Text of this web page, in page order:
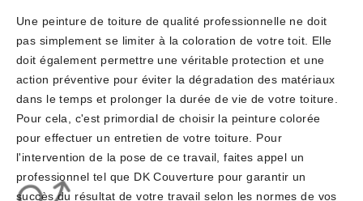
Une peinture de toiture de qualité professionnelle ne doit
pas simplement se limiter à la coloration de votre toit. Elle
doit également permettre une véritable protection et une
action préventive pour éviter la dégradation des matériaux
dans le temps et prolonger la durée de vie de votre toiture.
Pour cela, c'est primordial de choisir la peinture colorée
pour effectuer un entretien de votre toiture. Pour
l'intervention de la pose de ce travail, faites appel un
professionnel tel que DK Couverture pour garantir un
succès du résultat de votre travail selon les normes de vos